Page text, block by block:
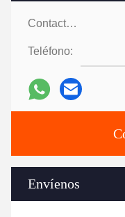
Contactos:
Teléfono:
Envíenos